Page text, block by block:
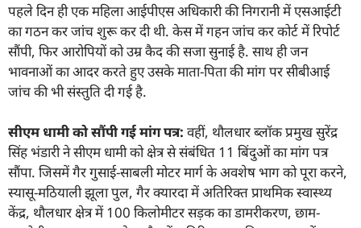
पहले दिन ही एक महिला आईपीएस अधिकारी की निगरानी में एसआईटी
का गठन कर जांच शुरू कर दी थी. केस में गहन जांच कर कोर्ट में रिपोर्ट
सौंपी, फिर आरोपियों को उम्र कैद की सजा सुनाई है. साथ ही जन
भावनाओं का आदर करते हुए उसके माता-पिता की मांग पर सीबीआई
जांच की भी संस्तुति दी गई है.
सीएम धामी को सौंपी गई मांग पत्र: वहीं, थौलधार ब्लॉक प्रमुख सुरेंद्र
सिंह भंडारी ने सीएम धामी को क्षेत्र से संबंधित 11 बिंदुओं का मांग पत्र
सौंपा. जिसमें गैर गुसाई-साबली मोटर मार्ग के अवशेष भाग को पूरा करने,
स्यासू-मठियाली झूला पुल, गैर क्यारदा में अतिरिक्त प्राथमिक स्वास्थ्य
केंद्र, थौलधार क्षेत्र में 100 किलोमीटर सड़क का डामरीकरण, छाम-